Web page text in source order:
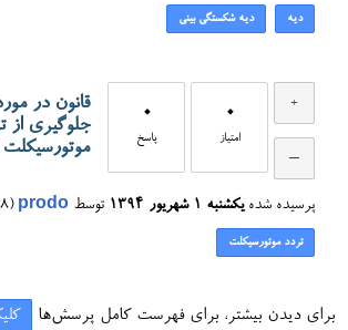
دیه دیه شکستگی بینی
0
امتیاز
0
پاسخ
قانون در
جلوگیری از
موتورسیکلت
پرسیده شده یکشنبه ۱ شهریور ۱۳۹۴ توسط prodo
(
تردد موتورسیکلت
برای دیدن بیشتر، برای فهرست کامل پرسش‌ها